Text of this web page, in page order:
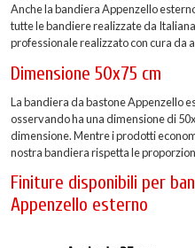
Anche la bandiera Appenzello
tutte le bandiere realizzate da
professionale realizzato con cura da
Dimensione 50x75 cm
La bandiera da bastone Appenzello
osservando ha una dimensione di
dimensione. Mentre i prodotti
nostra bandiera rispetta le
Finiture disponibili per
Appenzello esterno